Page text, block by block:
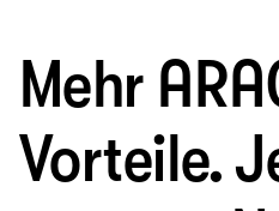
Mehr
Vorteile.